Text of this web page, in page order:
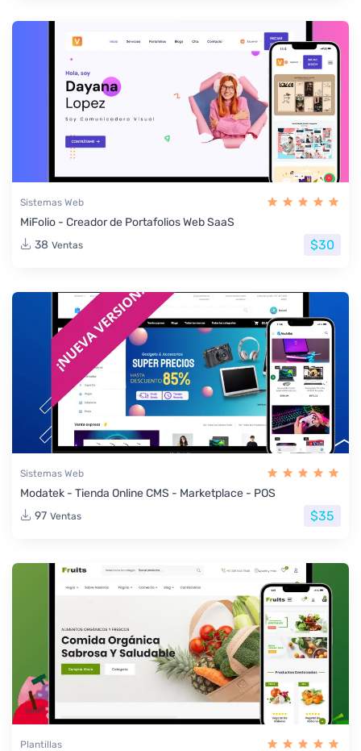
Sistemas Web
MiFolio - Creador de Portafolios Web SaaS
38 Ventas $30
Sistemas Web
Modatek - Tienda Online CMS - Marketplace - POS
97 Ventas $35
Plantillas